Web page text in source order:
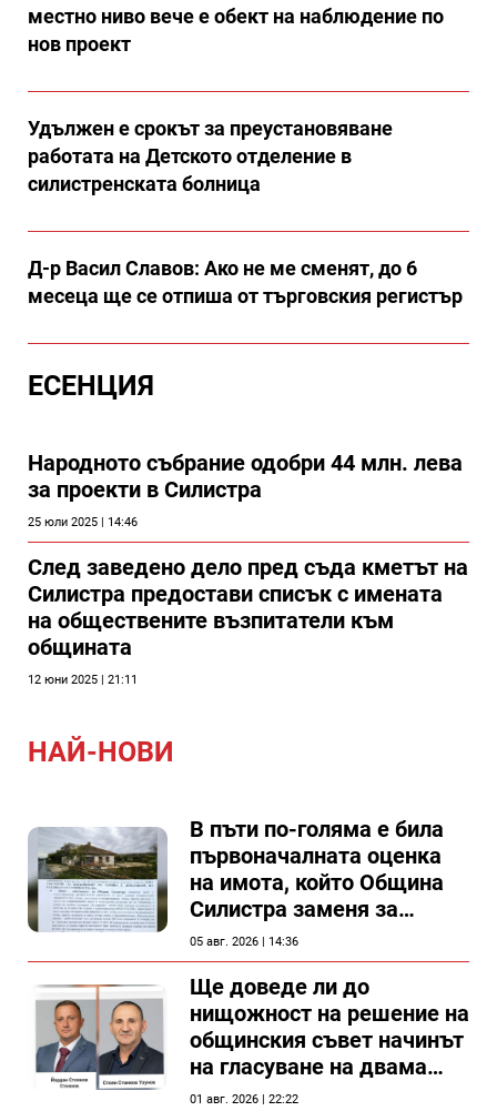
местно ниво вече е обект на наблюдение по
нов проект
Удължен е срокът за преустановяване
работата на Детското отделение в
силистренската болница
Д-р Васил Славов: Ако не ме сменят, до 6
месеца ще се отпиша от търговския регистър
ЕСЕНЦИЯ
Народното събрание одобри 44 млн. лева
за проекти в Силистра
25 юли 2025 | 14:46
След заведено дело пред съда кметът на
Силистра предостави списък с имената
на обществените възпитатели към
общината
12 юни 2025 | 21:11
НАЙ-НОВИ
В пъти по-голяма е била
първоначалната оценка
на имота, който Община
Силистра заменя за
спирка, показват
документи
05 авг. 2026 | 14:36
Ще доведе ли до
нищожност на решение на
общинския съвет начинът
на гласуване на двама
съветници в Силистра?
01 авг. 2026 | 22:22